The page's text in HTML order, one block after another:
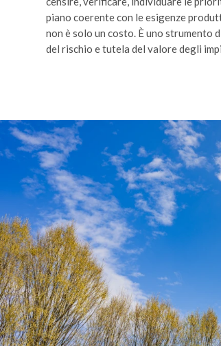
piano coerente con le esigenze
non è solo un costo. È uno
del rischio e tutela del valore degli